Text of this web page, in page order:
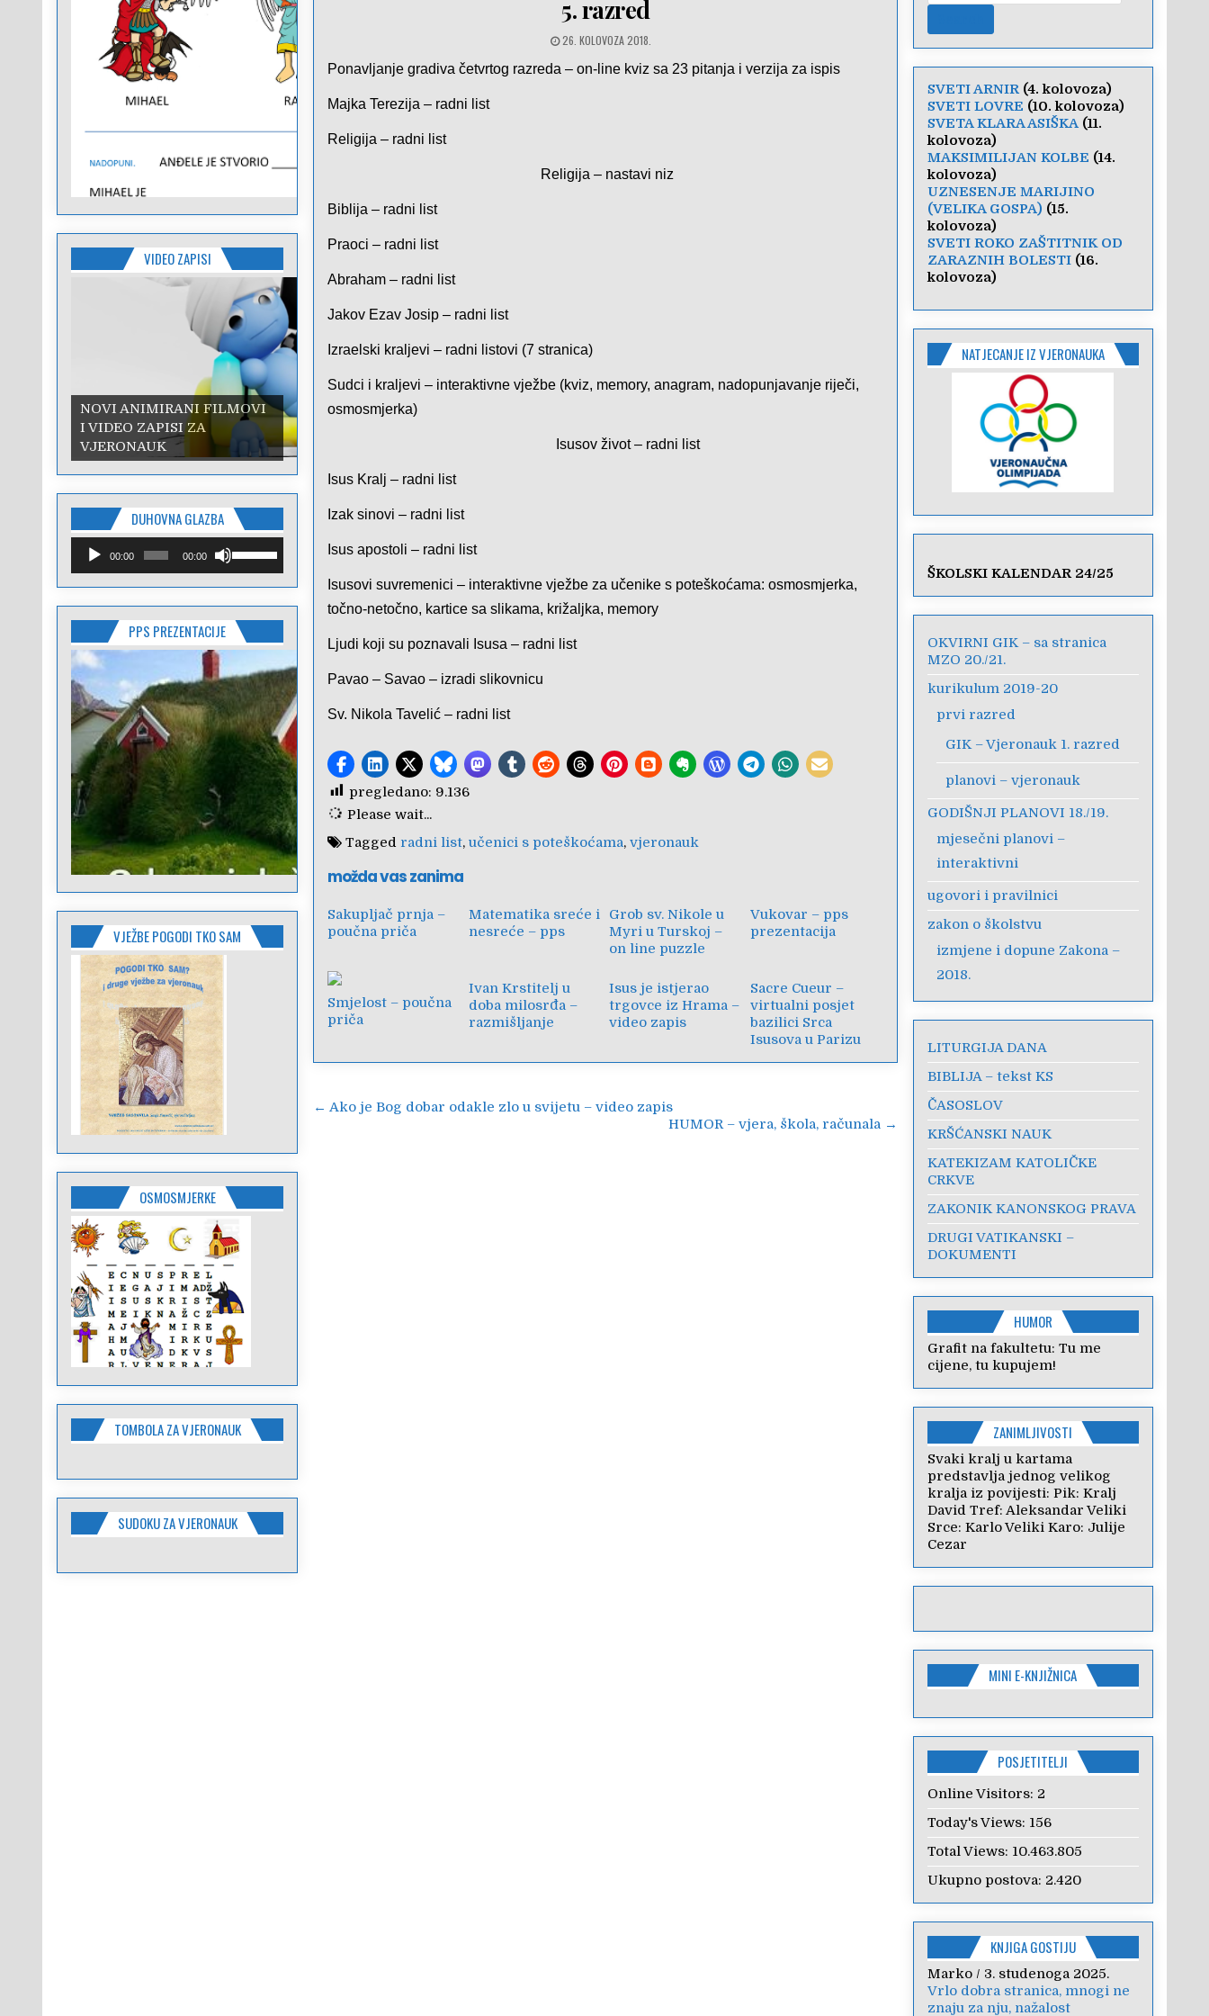
5. razred
26. KOLOVOZA 2018.
Ponavljanje gradiva četvrtog razreda – on-line kviz sa 23 pitanja i verzija za ispis
Majka Terezija – radni list
Religija – radni list
Religija – nastavi niz
Biblija – radni list
Praoci – radni list
Abraham – radni list
Jakov Ezav Josip – radni list
Izraelski kraljevi – radni listovi (7 stranica)
Sudci i kraljevi – interaktivne vježbe (kviz, memory, anagram, nadopunjavanje riječi,
osmosmjerka)
Isusov život– radni list
Isus Kralj – radni list
Izak sinovi – radni list
Isus apostoli – radni list
Isusovi suvremenici – interaktivne vježbe za učenike s poteškoćama: osmosmjerka,
točno-netočno, kartice sa slikama, križaljka, memory
Ljudi koji su poznavali Isusa – radni list
Pavao – Savao – izradi slikovnicu
Sv. Nikola Tavelić – radni list
pregledano: 9.136
Please wait...
Tagged radni list,učenici s poteškoćama,vjeronauk
možda vas zanima
Sakupljač prnja –
poučna priča
Matematika sreće i
nesreće – pps
Grob sv. Nikole u
Myri u Turskoj –
on line puzzle
Vukovar – pps
prezentacija
Smjelost – poučna
priča
Ivan Krstitelj u
doba milosrđa –
razmišljanje
Isus je istjerao
trgovce iz Hrama –
video zapis
Sacre Cueur –
virtualni posjet
bazilici Srca
Isusova u Parizu
Navigacija
← Ako je Bog dobar odakle zlo u svijetu – video zapis
HUMOR – vjera, škola, računala →
VIDEO ZAPISI
NOVI ANIMIRANI FILMOVI
I VIDEO ZAPISI ZA
VJERONAUK
DUHOVNA GLAZBA
Reproduktor
audiozapisa
00:00 00:00
tipke
kako
biste
ili
smanjili
zvuk.
PPS PREZENTACIJE
VJEŽBE POGODI TKO SAM
OSMOSMJERKE
TOMBOLA ZA VJERONAUK
SUDOKU ZA VJERONAUK
SVETI ARNIR(4. kolovoza)
SVETI LOVRE (10. kolovoza)
SVETA KLARA ASIŠKA(11.
kolovoza)
MAKSIMILIJAN KOLBE (14.
kolovoza)
UZNESENJE MARIJINO
(VELIKA GOSPA) (15.
kolovoza)
SVETI ROKO ZAŠTITNIK OD
ZARAZNIH BOLESTI(16.
kolovoza)
NATJECANJE IZ VJERONAUKA
ŠKOLSKI KALENDAR 24/25
OKVIRNI GIK – sa stranica
MZO 20./21.
kurikulum 2019-20
prvi razred
GIK – Vjeronauk 1. razred
planovi – vjeronauk
GODIŠNJI PLANOVI 18./19.
mjesečni planovi –
interaktivni
ugovori i pravilnici
zakon o školstvu
izmjene i dopune Zakona –
2018.
LITURGIJA DANA
BIBLIJA – tekst KS
ČASOSLOV
KRŠĆANSKI NAUK
KATEKIZAM KATOLIČKE
CRKVE
ZAKONIK KANONSKOG PRAVA
DRUGI VATIKANSKI –
DOKUMENTI
HUMOR
Grafit na fakultetu: Tu me
cijene, tu kupujem!
ZANIMLJIVOSTI
Svaki kralj u kartama
predstavlja jednog velikog
kralja iz povijesti: Pik: Kralj
David Tref: Aleksandar Veliki
Srce: Karlo Veliki Karo: Julije
Cezar
MINI E-KNJIŽNICA
POSJETITELJI
Online Visitors: 2
Today's Views: 156
Total Views: 10.463.805
Ukupno postova: 2.420
KNJIGA GOSTIJU
Marko/ 3. studenoga 2025.
Vrlo dobra stranica, mnogi ne
znaju za nju, nažalost
Anica/ 7. veljače 2024.
Poštovanje, draga kolegice!
Hvala Vam na nesebičnom